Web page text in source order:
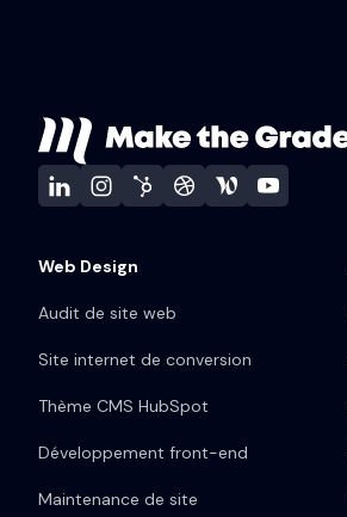
Web Design
Audit de site web
Site internet de conversion
Thème CMS HubSpot
Développement front-end
Maintenance de site